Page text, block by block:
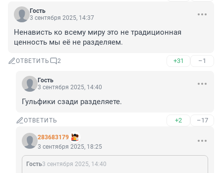
Гость
3 сентября 2025, 14:37
Ненависть ко всему миру это не традиционная
ценность мы её не разделяем.
ОТВЕТИТЬ 2 +31 –1
Гость
3 сентября 2025, 14:40
Гульфики сзади разделяете.
ОТВЕТИТЬ +2 –17
283683179
3 сентября 2025, 18:25
Гость3 сентября 2025, 14:40